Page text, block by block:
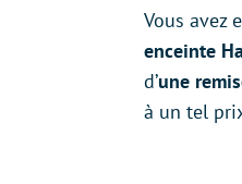
Vous avez
enceinte
d’une
à un tel